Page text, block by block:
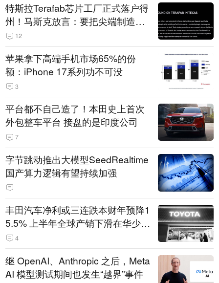
特斯拉Terafab芯片工厂正式落户得
州！马斯克放言：要把尖端制造带
回美国
12
苹果拿下高端手机市场65%的份
额：iPhone 17系列功不可没
3
平台都不自己造了！本田史上首次
外包整车平台 接盘的是印度公司
7
字节跳动推出大模型SeedRealtime
国产算力逻辑有望持续加强
丰田汽车净利或三连跌本财年预降1
5.5% 上半年全球产销下滑在华少卖
14.3万辆
4
继 OpenAI、Anthropic 之后，Meta
AI 模型测试期间也发生“越界”事件